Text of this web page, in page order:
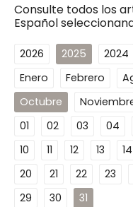
Consulte todos los
Español
2026 2025 2024
Enero
Febrero
Octubre
01
02 03 04
10
11 12 13 14
20
21 22 23
29
30 31